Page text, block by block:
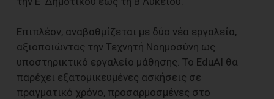
Επιπλέον, αναβαθμίζεται με δύο νέα εργαλεία,
αξιοποιώντας την Τεχνητή Νοημοσύνη ως
υποστηρικτικό εργαλείο μάθησης. Το EduAI θα
παρέχει εξατομικευμένες ασκήσεις σε
πραγματικό χρόνο, προσαρμοσμένες στο